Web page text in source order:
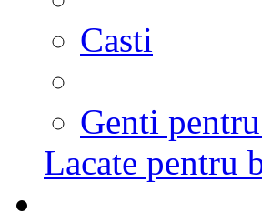
Casti
Genti
Lacate pentru